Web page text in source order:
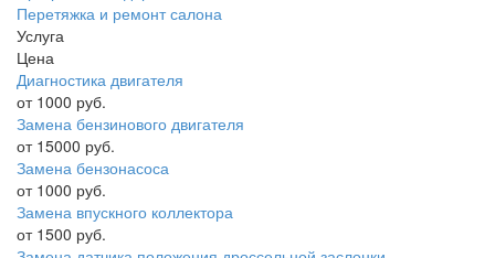
Перетяжка и ремонт салона
Услуга
Цена
Диагностика двигателя
от 1000 руб.
Замена бензинового двигателя
от 15000 руб.
Замена бензонасоса
от 1000 руб.
Замена впускного коллектора
от 1500 руб.